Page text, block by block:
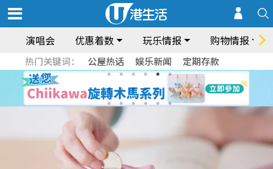
演唱会 优惠着数 玩乐情报 购物情报
热门关键词： 公屋热话 娱乐新闻 定期存款